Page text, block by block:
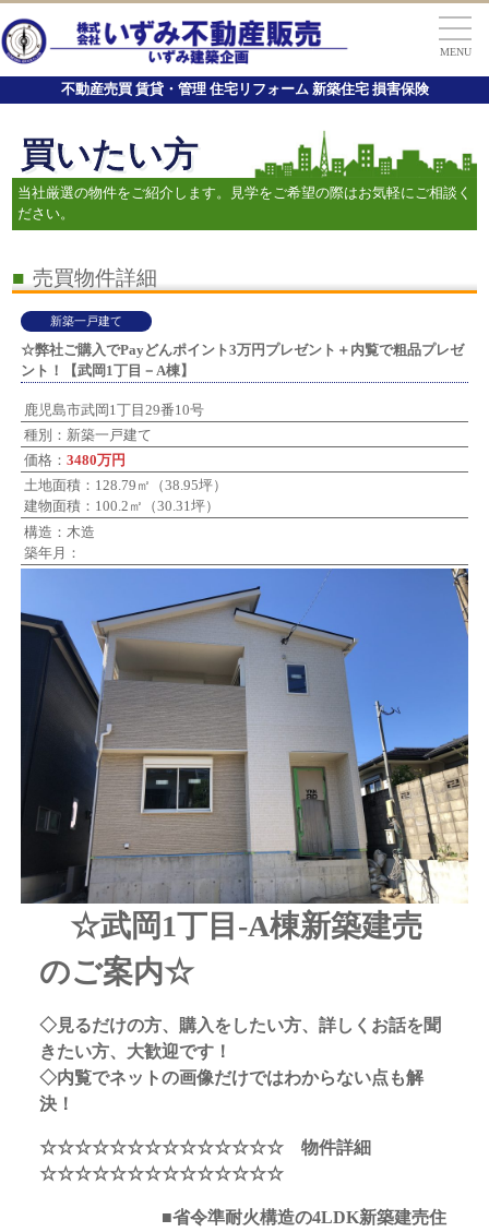
MENU
不動産売買 賃貸・管理 住宅リフォーム 新築住宅 損害保険
買いたい方
当社厳選の物件をご紹介します。見学をご希望の際はお気軽にご相談く
ださい。
■ 売買物件詳細
新築一戸建て
☆弊社ご購入でPayどんポイント3万円プレゼント＋内覧で粗品プレゼ
ント！【武岡1丁目－A棟】
鹿児島市武岡1丁目29番10号
種別：新築一戸建て
価格：3480万円
土地面積：128.79㎡（38.95坪）
建物面積：100.2㎡（30.31坪）
構造：木造
築年月：
☆武岡1丁目-A棟新築建売
のご案内☆
◇見るだけの方、購入をしたい方、詳しくお話を聞
きたい方、大歓迎です！
◇内覧でネットの画像だけではわからない点も解
決！
☆☆☆☆☆☆☆☆☆☆☆☆☆☆ 物件詳細
☆☆☆☆☆☆☆☆☆☆☆☆☆☆
■省令準耐火構造の4LDK新築建売住